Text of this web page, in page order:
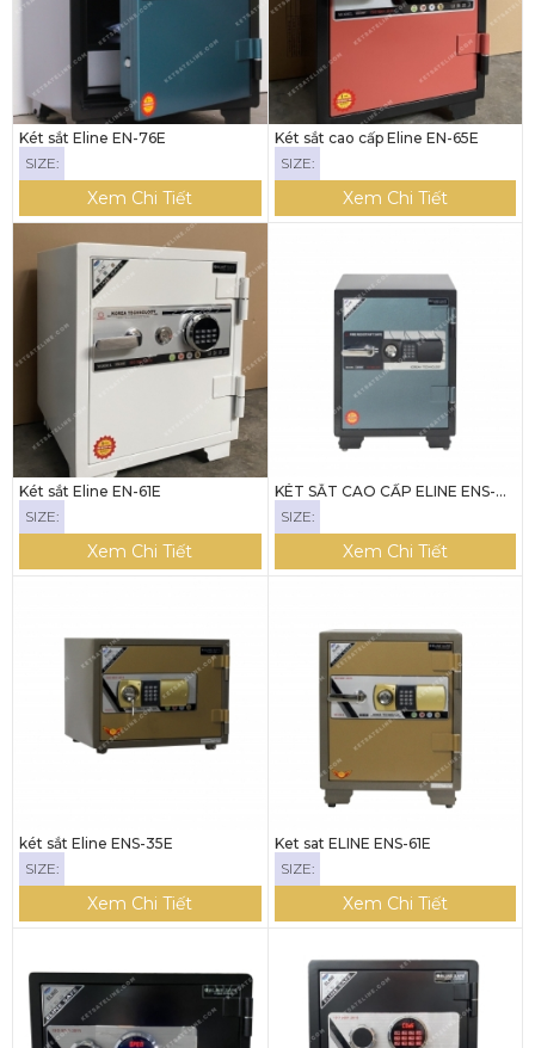
Két sắt Eline EN-76E
SIZE:
Xem Chi Tiết
Két sắt cao cấp Eline EN-65E
SIZE:
Xem Chi Tiết
Két sắt Eline EN-61E
SIZE:
Xem Chi Tiết
KÉT SẮT CAO CẤP ELINE ENS-
SIZE:
Xem Chi Tiết
két sắt Eline ENS-35E
SIZE:
Xem Chi Tiết
Ket sat ELINE ENS-61E
SIZE:
Xem Chi Tiết